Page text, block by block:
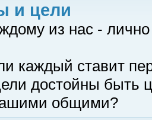
и цели
из нас -
каждый ставит
достойны быть
общими?